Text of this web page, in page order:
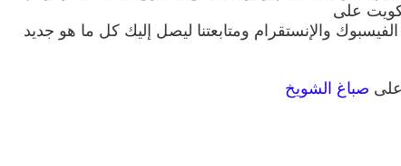
على
والإنستقرام ومتابعتنا ليصل إليك كل ما هو جديد
صباغ الشويخ